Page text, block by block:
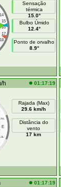
14
15
16
17
18
Sensação
térmica
15.0°
Bulbo Úmido
12.4°
Ponto de orvalho
8.9°
h 01:17:19
LNL
E
LSL
Rajada (Max)
29.6 km/h
Distância do
vento
17 km
01:17:19